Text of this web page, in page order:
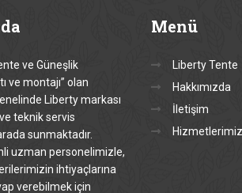
ve Güneşlik
ve montajı” olan
Liberty markası
teknik servis
sunmaktadır.
uzman personelimizle,
ihtiyaçlarına
verebilmek için
Menü
Liberty Tente
Hakkımızda
İletişim
Hizmetlerimiz